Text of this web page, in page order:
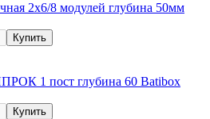
2х6/8 модулей глубина 50мм
1 пост глубина 60 Batibox